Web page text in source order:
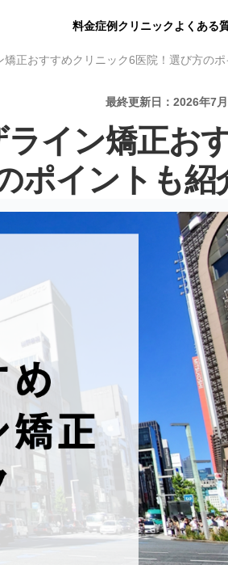
料金症例クリニックよくある
正おすすめクリニック6医院！選び方のポ
最終更新日：2026年7
ライン矯正お
ポイントも紹